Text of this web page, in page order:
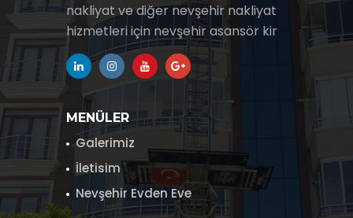
nakliyat ve diğer nevşehir nakliyat
hizmetleri için nevşehir asansör kir
MENÜLER
Galerimiz
İletisim
Nevşehir Evden Eve